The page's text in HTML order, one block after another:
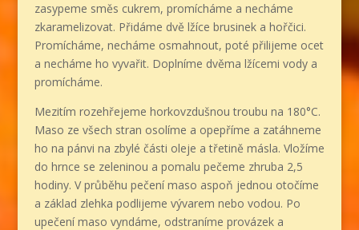
zasypeme směs cukrem, promícháme a necháme
zkaramelizovat. Přidáme dvě lžíce brusinek a hořčici.
Promícháme, necháme osmahnout, poté přilijeme ocet
a necháme ho vyvařit. Doplníme dvěma lžícemi vody a
promícháme.
Mezitím rozehřejeme horkovzdušnou troubu na 180°C.
Maso ze všech stran osolíme a opepříme a zatáhneme
ho na pánvi na zbylé části oleje a třetině másla. Vložíme
do hrnce se zeleninou a pomalu pečeme zhruba 2,5
hodiny. V průběhu pečení maso aspoň jednou otočíme
a základ zlehka podlijeme vývarem nebo vodou. Po
upečení maso vyndáme, odstraníme provázek a